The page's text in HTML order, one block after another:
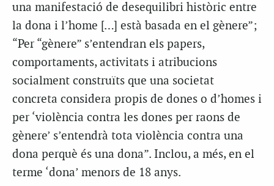
una manifestació de desequilibri històric entre
la dona i l’home […] està basada en el gènere”;
“Per “gènere” s’entendran els papers,
comportaments, activitats i atribucions
socialment construïts que una societat
concreta considera propis de dones o d’homes i
per ‘violència contra les dones per raons de
gènere’ s’entendrà tota violència contra una
dona perquè és una dona”. Inclou, a més, en el
terme ‘dona’ menors de 18 anys.